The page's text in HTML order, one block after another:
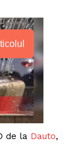
de la Dauto,